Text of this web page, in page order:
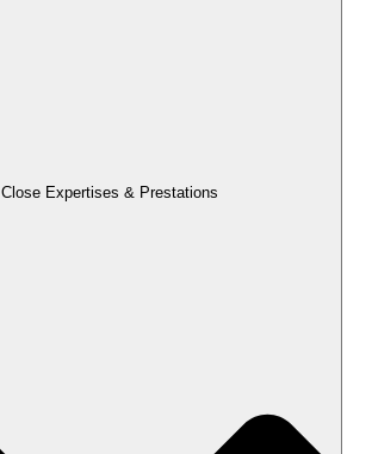
Close Expertises & Prestations